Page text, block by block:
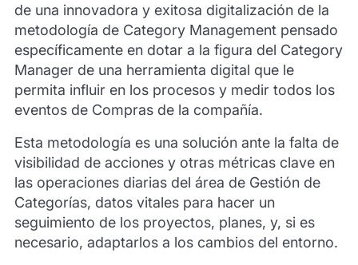
de una innovadora y exitosa digitalización de la
metodología de Category Management pensado
específicamente en dotar a la figura del Category
Manager de una herramienta digital que le
permita influir en los procesos y medir todos los
eventos de Compras de la compañía.
Esta metodología es una solución ante la falta de
visibilidad de acciones y otras métricas clave en
las operaciones diarias del área de Gestión de
Categorías, datos vitales para hacer un
seguimiento de los proyectos, planes, y, si es
necesario, adaptarlos a los cambios del entorno.